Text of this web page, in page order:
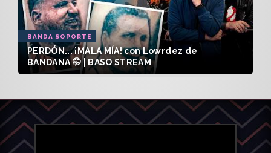
BANDA SOPORTE
PERDÓN... ¡MALA MÍA! con Lowrdez de
BANDANA 🤭 | BASO STREAM